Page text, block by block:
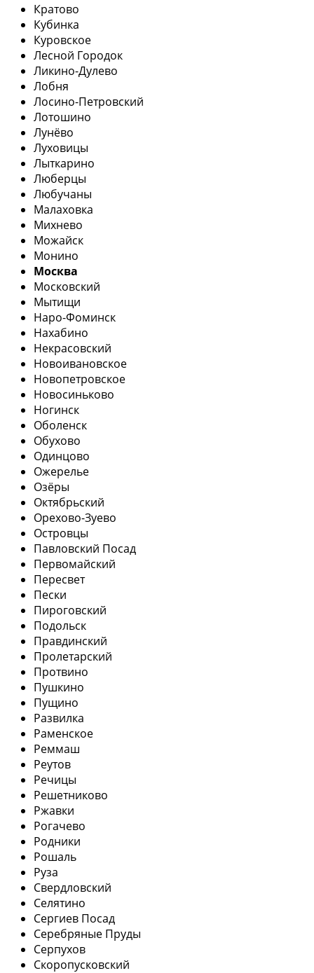
Кратово
Кубинка
Куровское
Лесной Городок
Ликино-Дулево
Лобня
Лосино-Петровский
Лотошино
Лунёво
Луховицы
Лыткарино
Люберцы
Любучаны
Малаховка
Михнево
Можайск
Монино
Москва
Московский
Мытищи
Наро-Фоминск
Нахабино
Некрасовский
Новоивановское
Новопетровское
Новосиньково
Ногинск
Оболенск
Обухово
Одинцово
Ожерелье
Озёры
Октябрьский
Орехово-Зуево
Островцы
Павловский Посад
Первомайский
Пересвет
Пески
Пироговский
Подольск
Правдинский
Пролетарский
Протвино
Пушкино
Пущино
Развилка
Раменское
Реммаш
Реутов
Речицы
Решетниково
Ржавки
Рогачево
Родники
Рошаль
Руза
Свердловский
Селятино
Сергиев Посад
Серебряные Пруды
Серпухов
Скоропусковский